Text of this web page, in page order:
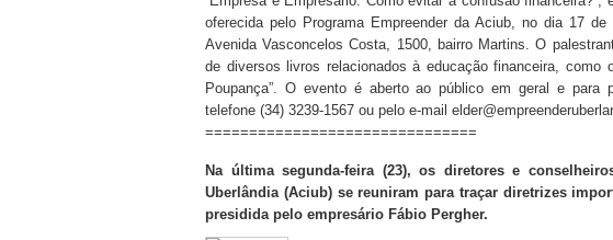
oferecida pelo Programa Empreender da Aciub, no dia 17
Avenida Vasconcelos Costa, 1500, bairro Martins. O
de diversos livros relacionados à educação financeira, como o
Poupança”. O evento é aberto ao público em geral e para
telefone (34) 3239-1567 ou pelo e-mail
===============================
Na última segunda-feira (23), os diretores e
Uberlândia (Aciub) se reuniram para traçar diretrizes
presidida pelo empresário Fábio Pergher.